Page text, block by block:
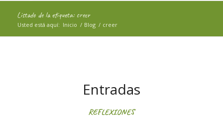
Listado de la etiqueta: creer
Usted está aquí: Inicio / Blog / creer
Entradas
REFLEXIONES